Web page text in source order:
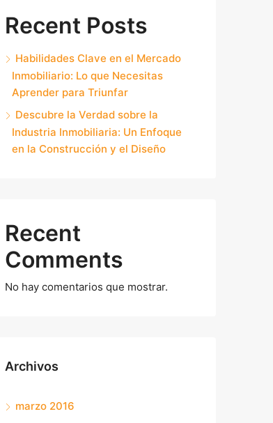
Recent Posts
Habilidades Clave en el Mercado
Inmobiliario: Lo que Necesitas
Aprender para Triunfar
Descubre la Verdad sobre la
Industria Inmobiliaria: Un Enfoque
en la Construcción y el Diseño
Recent
Comments
No hay comentarios que mostrar.
Archivos
marzo 2016